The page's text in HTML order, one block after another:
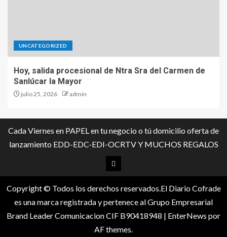
UNCATEGORIZED
Hoy, salida procesional de Ntra Sra del Carmen de
Sanlúcar la Mayor
julio 25, 2026 admin
Cada Viernes en PAPEL en tu negocio o tú domicilio oferta de
lanzamiento EDD-EDC-EDI-OCRTV Y MUCHOS REGALOS
Copyright © Todos los derechos reservados.El Diario Cofrade
es una marca registrada y pertenece al Grupo Empresarial
Brand Leader Comunicacion CIF B90418948 | EnterNews por
AF themes.